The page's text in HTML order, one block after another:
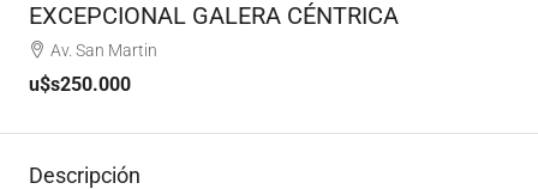
EXCEPCIONAL GALERA CÉNTRICA
Av. San Martin
u$s250.000
Descripción